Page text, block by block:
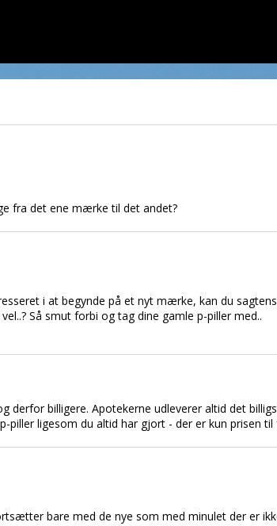
fra det ene mærke til det andet?
i at begynde på et nyt mærke, kan du
Så smut forbi og tag dine gamle p-piller med..
billigere. Apotekerne udleverer altid det
ligesom du altid har gjort - der er kun prisen til
bare med de nye som med minulet der er